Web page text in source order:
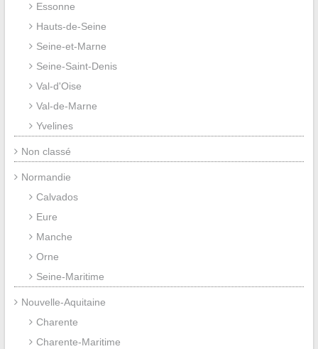
Essonne
Hauts-de-Seine
Seine-et-Marne
Seine-Saint-Denis
Val-d'Oise
Val-de-Marne
Yvelines
Non classé
Normandie
Calvados
Eure
Manche
Orne
Seine-Maritime
Nouvelle-Aquitaine
Charente
Charente-Maritime